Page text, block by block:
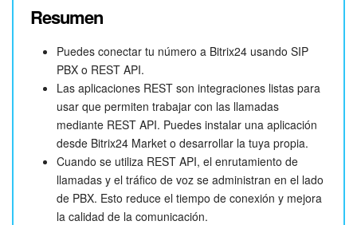
Resumen
Puedes conectar tu número a Bitrix24 usando SIP
PBX o REST API.
Las aplicaciones REST son integraciones listas para
usar que permiten trabajar con las llamadas
mediante REST API. Puedes instalar una aplicación
desde Bitrix24 Market o desarrollar la tuya propia.
Cuando se utiliza REST API, el enrutamiento de
llamadas y el tráfico de voz se administran en el lado
de PBX. Esto reduce el tiempo de conexión y mejora
la calidad de la comunicación.